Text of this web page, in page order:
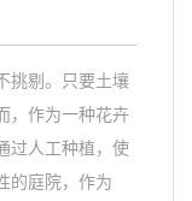
挑剔。只要土壤
，作为一种花卉
过人工种植，使
的庭院，作为